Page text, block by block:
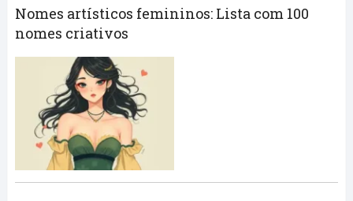
Nomes artísticos femininos: Lista com 100
nomes criativos